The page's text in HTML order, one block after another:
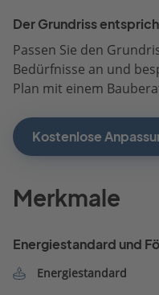
Der Grundriss
Passen Sie den
Bedürfnisse an und
Plan mit einem
Kostenlose
Merkmale
Energiestandard und
Energiestandard